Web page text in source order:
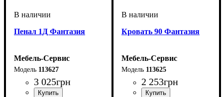
Пенал 1Д Фантазия
Мебель-Сервис
113627
3 025грн
Кровать 90 Фантазия
Мебель-Сервис
113625
2 253грн